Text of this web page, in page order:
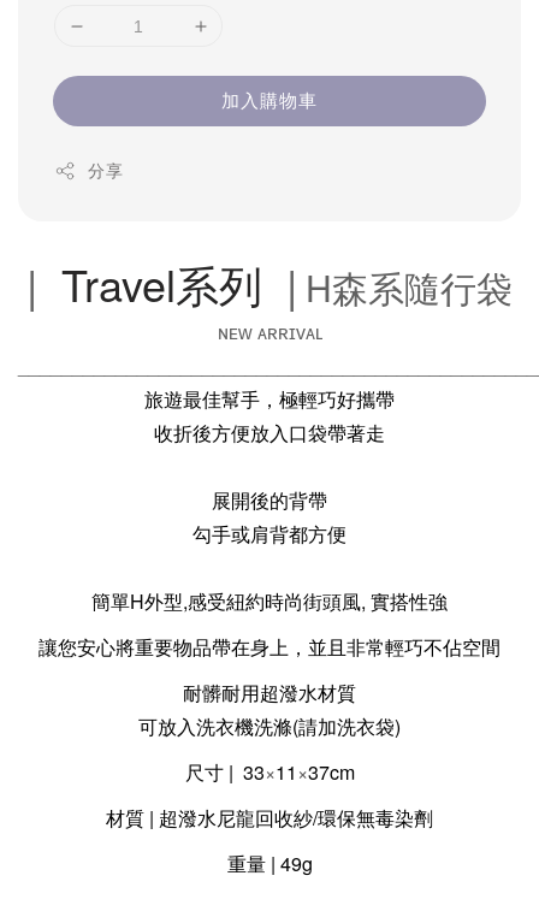
加入購物車
分享
| Travel系列 | H森系隨行袋
ɴᴇᴡ ᴀʀʀɪᴠᴀʟ
旅遊最佳幫手，極輕巧好攜帶
收折後方便放入口袋帶著走
展開後的背帶
勾手或肩背都方便
簡單H外型,感受紐約時尚街頭風, 實搭性強
讓您安心將重要物品帶在身上，並且非常輕巧不佔空間
耐髒耐用超潑水材質
可放入洗衣機洗滌(請加洗衣袋)
尺寸 | 33×11 ×37cm
材質 | 超潑水尼龍回收紗/環保無毒染劑
重量| 49g